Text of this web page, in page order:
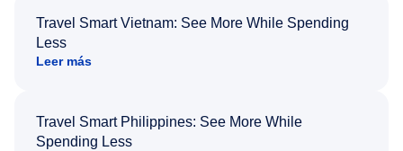
Travel Smart Vietnam: See More While Spending
Less
Leer más
Travel Smart Philippines: See More While
Spending Less